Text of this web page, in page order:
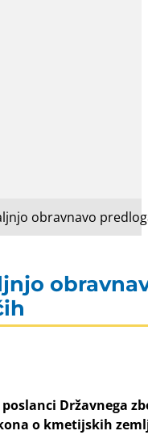
obravnavo
Državnega
o kmetijskih